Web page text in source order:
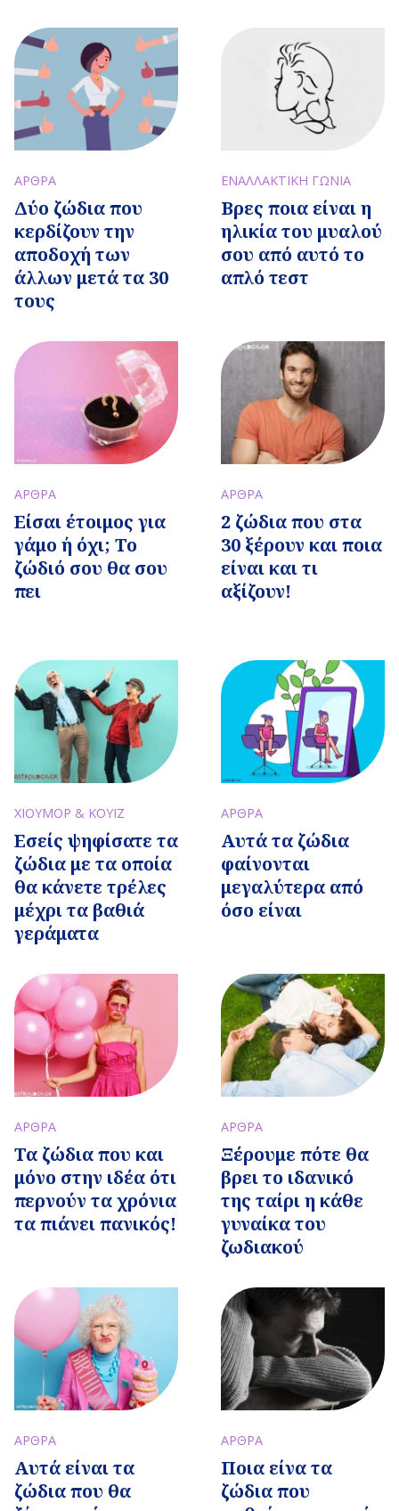
ΑΡΘΡΑ
Δύο ζώδια που
κερδίζουν την
αποδοχή των
άλλων μετά τα 30
τους
ΕΝΑΛΛΑΚΤΙΚΗ ΓΩΝΙΑ
Βρες ποια είναι η
ηλικία του μυαλού
σου από αυτό το
απλό τεστ
ΑΡΘΡΑ
Είσαι έτοιμος για
γάμο ή όχι; Το
ζώδιό σου θα σου
πει
ΑΡΘΡΑ
2 ζώδια που στα
30 ξέρουν και ποια
είναι και τι
αξίζουν!
ΧΙΟΥΜΟΡ & ΚΟΥΙΖ
Εσείς ψηφίσατε τα
ζώδια με τα οποία
θα κάνετε τρέλες
μέχρι τα βαθιά
γεράματα
ΑΡΘΡΑ
Αυτά τα ζώδια
φαίνονται
μεγαλύτερα από
όσο είναι
ΑΡΘΡΑ
Τα ζώδια που και
μόνο στην ιδέα ότι
περνούν τα χρόνια
τα πιάνει πανικός!
ΑΡΘΡΑ
Ξέρουμε πότε θα
βρει το ιδανικό
της ταίρι η κάθε
γυναίκα του
ζωδιακού
ΑΡΘΡΑ
Αυτά είναι τα
ζώδια που θα
ΑΡΘΡΑ
Ποια είνα τα
ζώδια που